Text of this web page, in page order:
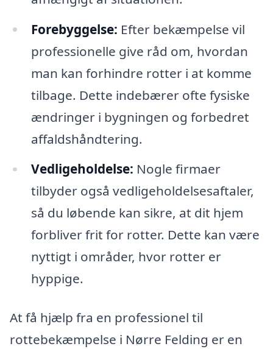
Forebyggelse: Efter bekæmpelse vil
professionelle give råd om, hvordan
man kan forhindre rotter i at komme
tilbage. Dette indebærer ofte fysiske
ændringer i bygningen og forbedret
affaldshåndtering.
Vedligeholdelse: Nogle firmaer
tilbyder også vedligeholdelsesaftaler,
så du løbende kan sikre, at dit hjem
forbliver frit for rotter. Dette kan være
nyttigt i områder, hvor rotter er
hyppige.
At få hjælp fra en professionel til
rottebekæmpelse i Nørre Felding er en